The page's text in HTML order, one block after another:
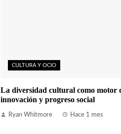
CULTURA Y OCIO
La diversidad cultural como motor
innovación y progreso social
Ryan Whitmore Hace 1 mes